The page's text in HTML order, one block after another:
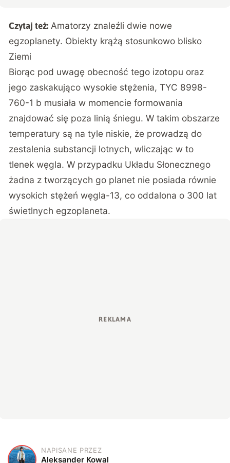
Czytaj też: Amatorzy znaleźli dwie nowe
egzoplanety. Obiekty krążą stosunkowo blisko
Ziemi
Biorąc pod uwagę obecność tego izotopu oraz
jego zaskakująco wysokie stężenia, TYC 8998-
760-1 b musiała w momencie formowania
znajdować się poza linią śniegu. W takim obszarze
temperatury są na tyle niskie, że prowadzą do
zestalenia substancji lotnych, wliczając w to
tlenek węgla. W przypadku Układu Słonecznego
żadna z tworzących go planet nie posiada równie
wysokich stężeń węgla-13, co oddalona o 300 lat
świetlnych egzoplaneta.
A
NAPISANE PRZEZ
Aleksander Kowal